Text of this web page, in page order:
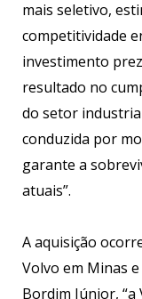
mais seletivo,
competitividade
investimento
resultado no
do setor
conduzida por
garante a
atuais”.
A aquisição
Volvo em Minas
Bordim Júnior,